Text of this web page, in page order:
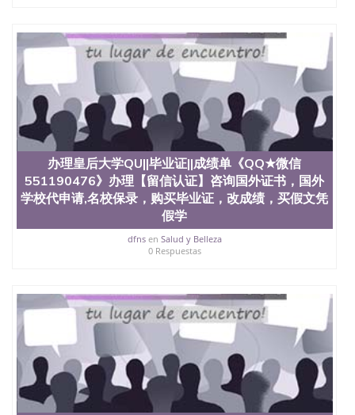
办理皇后大学QU||毕业证||成绩单《QQ★微信
551190476》办理【留信认证】咨询国外证书，国外
学校代申请,名校保录，购买毕业证，改成绩，买假文凭
假学
dfnsen Salud y Belleza
0 Respuestas